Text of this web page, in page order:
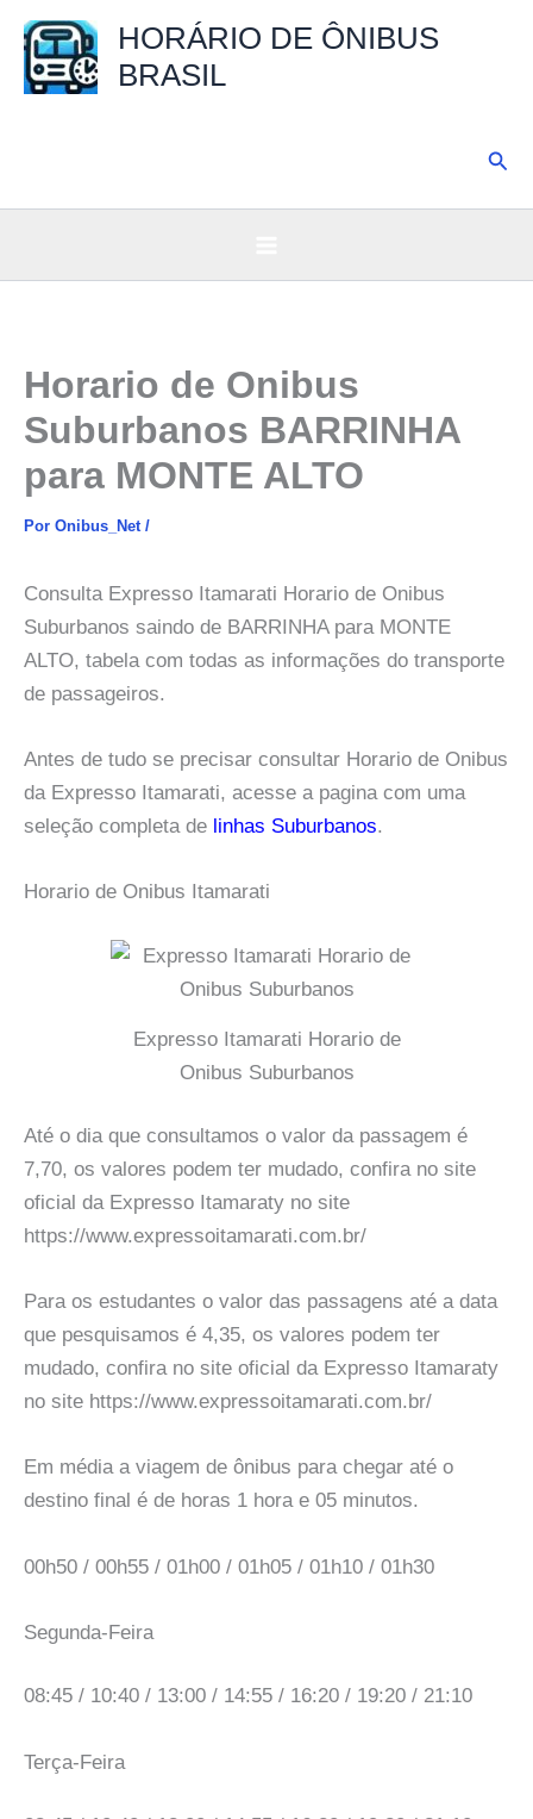
para
HORÁRIO DE ÔNIBUS
BRASIL
Horario de Onibus
Suburbanos BARRINHA
para MONTE ALTO
Por Onibus_Net /
Consulta Expresso Itamarati Horario de Onibus
Suburbanos saindo de BARRINHA para MONTE
ALTO, tabela com todas as informações do transporte
de passageiros.
Antes de tudo se precisar consultar Horario de Onibus
da Expresso Itamarati, acesse a pagina com uma
seleção completa de linhas Suburbanos.
Horario de Onibus Itamarati
Expresso Itamarati Horario de
Onibus Suburbanos
Até o dia que consultamos o valor da passagem é
7,70, os valores podem ter mudado, confira no site
oficial da Expresso Itamaraty no site
https://www.expressoitamarati.com.br/
Para os estudantes o valor das passagens até a data
que pesquisamos é 4,35, os valores podem ter
mudado, confira no site oficial da Expresso Itamaraty
no site https://www.expressoitamarati.com.br/
Em média a viagem de ônibus para chegar até o
destino final é de horas 1 hora e 05 minutos.
00h50 / 00h55 / 01h00 / 01h05 / 01h10 / 01h30
Segunda-Feira
08:45 / 10:40 / 13:00 / 14:55 / 16:20 / 19:20 / 21:10
Terça-Feira